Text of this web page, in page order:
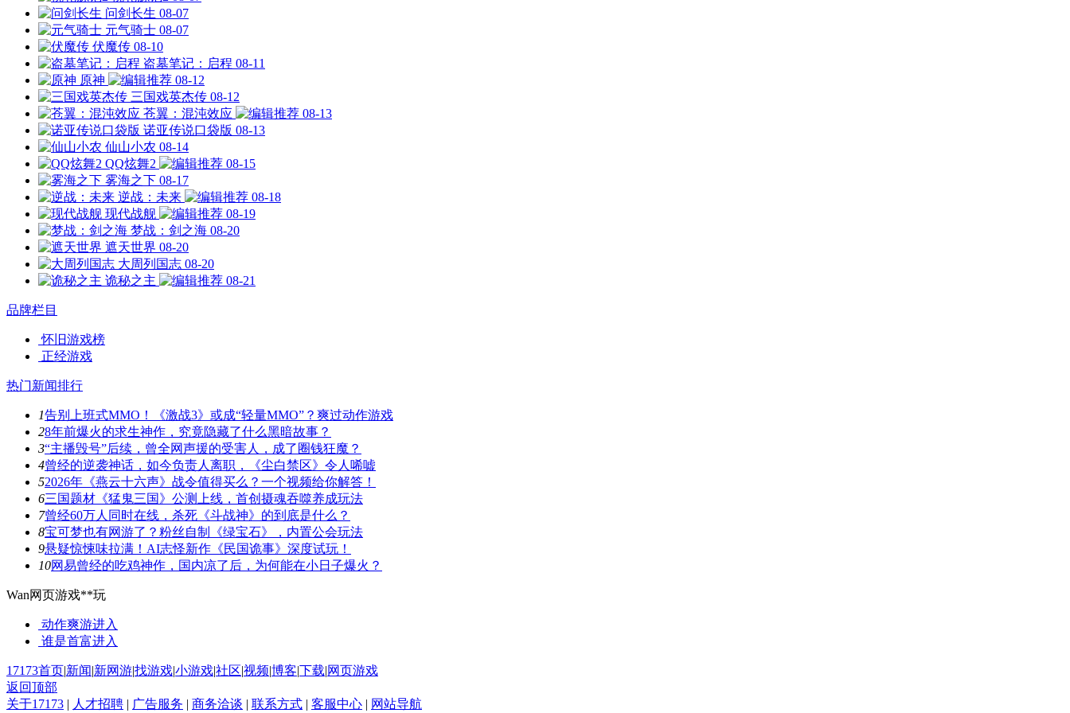
问剑长生 08-07
元气骑士 08-07
伏魔传 08-10
盗墓笔记：启程 08-11
原神
08-12
三国戏英杰传 08-12
苍翼：混沌效应
08-13
诺亚传说口袋版 08-13
仙山小农 08-14
QQ炫舞2
08-15
雾海之下 08-17
逆战：未来
08-18
现代战舰
08-19
梦战：剑之海 08-20
遮天世界 08-20
大周列国志 08-20
诡秘之主
08-21
品牌栏目
怀旧游戏榜
正经游戏
热门新闻排行
1告别上班式MMO！《激战3》或成“轻量MMO”？爽过动作游戏
28年前爆火的求生神作，究竟隐藏了什么黑暗故事？
3“主播毁号”后续，曾全网声援的受害人，成了圈钱狂魔？
4曾经的逆袭神话，如今负责人离职，《尘白禁区》令人唏嘘
52026年《燕云十六声》战令值得买么？一个视频给你解答！
6三国题材《猛鬼三国》公测上线，首创摄魂吞噬养成玩法
7曾经60万人同时在线，杀死《斗战神》的到底是什么？
8宝可梦也有网游了？粉丝自制《绿宝石》，内置公会玩法
9悬疑惊悚味拉满！AI志怪新作《民国诡事》深度试玩！
10网易曾经的吃鸡神作，国内凉了后，为何能在小日子爆火？
Wan网页游戏**玩
动作爽游进入
谁是首富进入
17173首页|新闻|新网游|找游戏|小游戏|社区|视频|博客|下载|网页游戏
返回顶部
关于17173 | 人才招聘 | 广告服务 | 商务洽谈 | 联系方式 | 客服中心 | 网站导航